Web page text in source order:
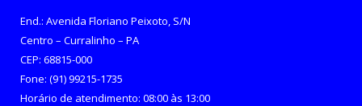
End.: Avenida Floriano Peixoto, S/N
Centro – Curralinho – PA
CEP: 68815-000
Fone: (91) 99215-1735
Horário de atendimento: 08:00 às 13:00